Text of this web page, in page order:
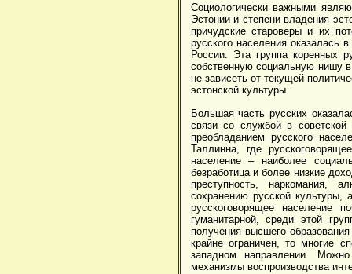
Социологически важными
Эстонии и степени владения
причудские староверы и их
русского населения оказалась
России. Эта группа коренных
собственную социальную нишу
не зависеть от текущей
эстонской культуры
Большая часть русских
связи со службой в
преобладанием русского
Таллинна, где
население – наиболее
безработица и более низкие
преступность, наркомания,
сохранению русской культуры,
русскоговорящее население
гуманитарной, среди этой
получения высшего
крайне ограничен, то многие
западном направлении. Можно
механизмы воспроизводства